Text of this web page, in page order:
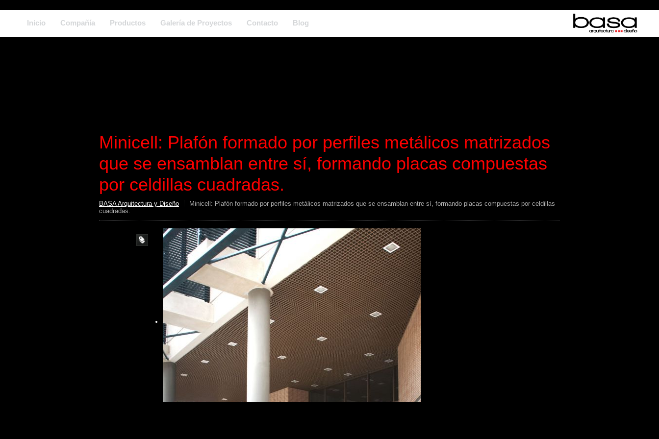
Inicio Compañía Productos Galería de Proyectos Contacto Blog
Minicell: Plafón formado por perfiles metálicos matrizados
que se ensamblan entre sí, formando placas compuestas
por celdillas cuadradas.
BASA Arquitectura y Diseño
Minicell: Plafón formado por perfiles metálicos matrizados que se ensamblan entre sí, formando placas compuestas por celdillas
cuadradas.